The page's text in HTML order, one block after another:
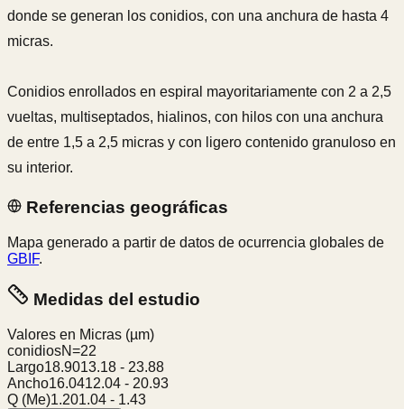
donde se generan los conidios, con una anchura de hasta 4
micras.
Conidios enrollados en espiral mayoritariamente con 2 a 2,5
vueltas, multiseptados, hialinos, con hilos con una anchura
de entre 1,5 a 2,5 micras y con ligero contenido granuloso en
su interior.
Referencias geográficas
Mapa generado a partir de datos de ocurrencia globales de
GBIF.
Medidas del estudio
Valores en Micras (µm)
conidiosN=22
Largo18.9013.18 - 23.88
Ancho16.0412.04 - 20.93
Q (Me)1.201.04 - 1.43